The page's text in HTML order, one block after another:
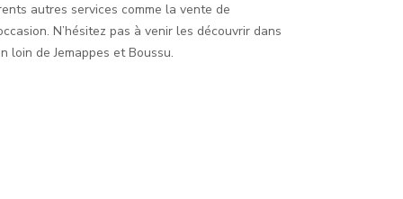
autres services comme la vente de
N’hésitez pas à venir les découvrir dans
loin de Jemappes et Boussu.